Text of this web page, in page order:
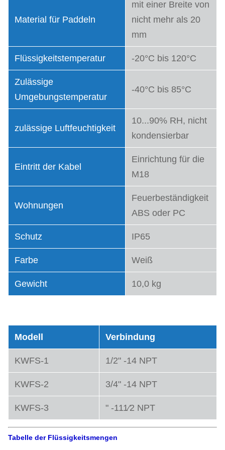
Material für Paddeln
mit einer Breite von
nicht mehr als 20
mm
Flüssigkeitstemperatur -20°C bis 120°C
Zulässige
Umgebungstemperatur
-40°C bis 85°C
zulässige Luftfeuchtigkeit
10...90% RH, nicht
kondensierbar
Eintritt der Kabel
Einrichtung für die
M18
Wohnungen
Feuerbeständigkeit
ABS oder PC
Schutz IP65
Farbe Weiß
Gewicht 10,0 kg
Modell Verbindung
KWFS-1 1/2" -14 NPT
KWFS-2 3/4" -14 NPT
KWFS-3 " -111⁄2 NPT
Tabelle der Flüssigkeitsmengen